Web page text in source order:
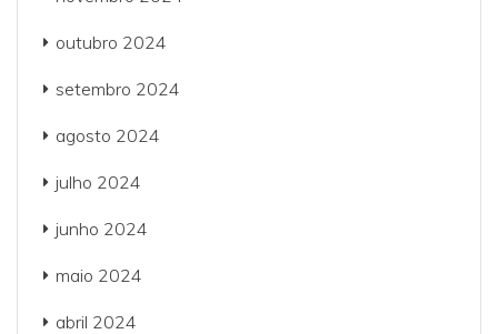
outubro 2024
setembro 2024
agosto 2024
julho 2024
junho 2024
maio 2024
abril 2024